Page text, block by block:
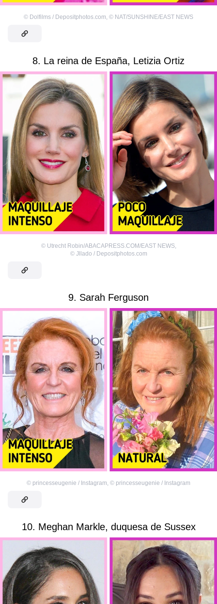
© Dolfilms / Depositphotos.com, © NAT/SUNSHINE/EAST NEWS
8. La reina de España, Letizia Ortiz
© Utrecht Robin/ABACAPRESS.COM/EAST NEWS,
© Jllado / Depositphotos.com
9. Sarah Ferguson
© princesseugenie / Instagram © princesseugenie / Instagram
10. Meghan Markle, duquesa de Sussex